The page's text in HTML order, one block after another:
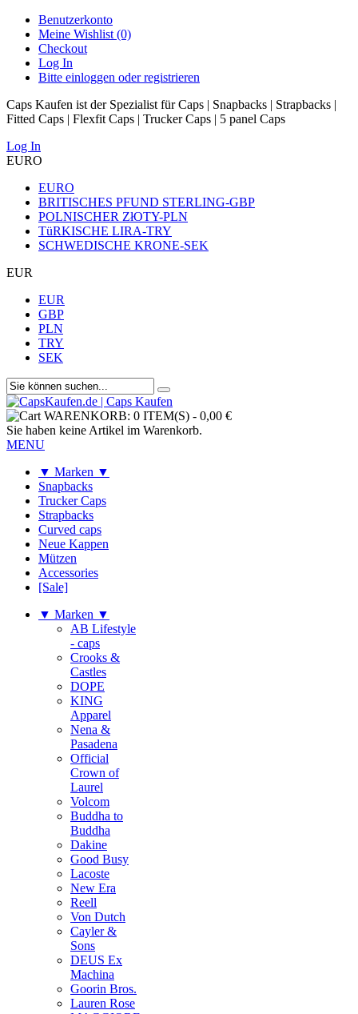
Benutzerkonto
Meine Wishlist (0)
Checkout
Log In
Bitte einloggen oder registrieren
Caps Kaufen ist der Spezialist für Caps | Snapbacks | Strapbacks |
Fitted Caps | Flexfit Caps | Trucker Caps | 5 panel Caps
Log In
EURO
EURO
BRITISCHES PFUND STERLING-GBP
POLNISCHER ZłOTY-PLN
TüRKISCHE LIRA-TRY
SCHWEDISCHE KRONE-SEK
EUR
EUR
GBP
PLN
TRY
SEK
WARENKORB: 0 ITEM(S) - 0,00 €
Sie haben keine Artikel im Warenkorb.
MENU
▼ Marken ▼
Snapbacks
Trucker Caps
Strapbacks
Curved caps
Neue Kappen
Mützen
Accessories
[Sale]
▼ Marken ▼
AB Lifestyle
- caps
Crooks &
Castles
DOPE
KING
Apparel
Nena &
Pasadena
Official
Crown of
Laurel
Volcom
Buddha to
Buddha
Dakine
Good Busy
Lacoste
New Era
Reell
Von Dutch
Cayler &
Sons
DEUS Ex
Machina
Goorin Bros.
Lauren Rose